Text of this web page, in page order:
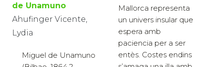
de Unamuno
Ahufinger Vicente,
Lydia
Miguel de Unamuno
Mallorca representa
un univers insular que
espera amb
paciencia per a ser
entès. Costes endins